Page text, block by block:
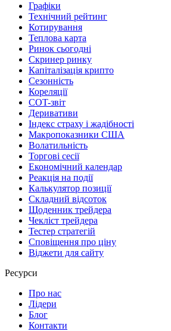
Графіки
Технічний рейтинг
Котирування
Теплова карта
Ринок сьогодні
Скринер ринку
Капіталізація крипто
Сезонність
Кореляції
COT-звіт
Деривативи
Індекс страху і жадібності
Макропоказники США
Волатильність
Торгові сесії
Економічний календар
Реакція на події
Калькулятор позиції
Складний відсоток
Щоденник трейдера
Чекліст трейдера
Тестер стратегій
Сповіщення про ціну
Віджети для сайту
Ресурси
Про нас
Лідери
Блог
Контакти